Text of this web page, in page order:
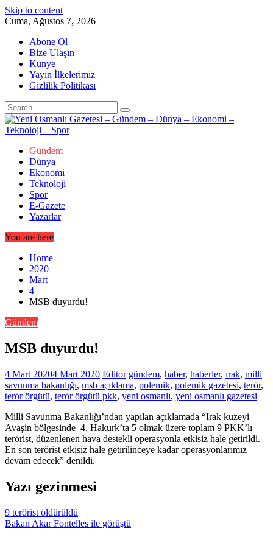
Skip to content
Cuma, Ağustos 7, 2026
Abone Ol
Bize Ulaşın
Künye
Yayın İlkelerimiz
Gizlilik Politikası
Gündem
Dünya
Ekonomi
Teknoloji
Spor
E-Gazete
Yazarlar
You are here
Home
2020
Mart
4
MSB duyurdu!
Gündem
MSB duyurdu!
4 Mart 20204 Mart 2020 Editor gündem, haber, haberler, ırak, milli
savunma bakanlığı, msb açıklama, polemik, polemik gazetesi, terör,
terör örgütü, terör örgütü pkk, yeni osmanlı, yeni osmanlı gazetesi
Milli Savunma Bakanlığı’ndan yapılan açıklamada “Irak kuzeyi
Avaşin bölgesinde 4, Hakurk’ta 5 olmak üzere toplam 9 PKK’lı
terörist, düzenlenen hava destekli operasyonla etkisiz hale getirildi.
En son terörist etkisiz hale getirilinceye kadar operasyonlarımız
devam edecek” denildi.
Yazı gezinmesi
9 terörist öldürüldü
Bakan Akar Fontelles ile görüştü